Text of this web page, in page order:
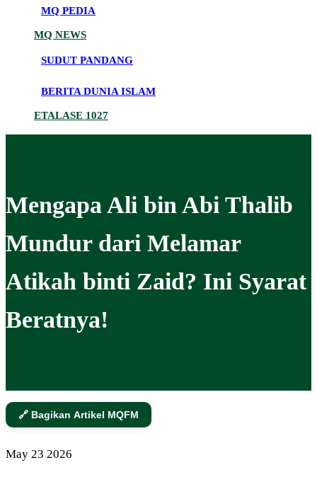
MQ PEDIA
MQ NEWS
SUDUT PANDANG
BERITA DUNIA ISLAM
ETALASE 1027
Mengapa Ali bin Abi Thalib
Mundur dari Melamar
Atikah binti Zaid? Ini Syarat
Beratnya!
🔗 Bagikan Artikel MQFM
May 23 2026